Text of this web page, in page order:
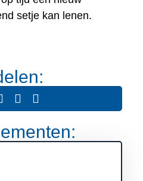
setje kan lenen.